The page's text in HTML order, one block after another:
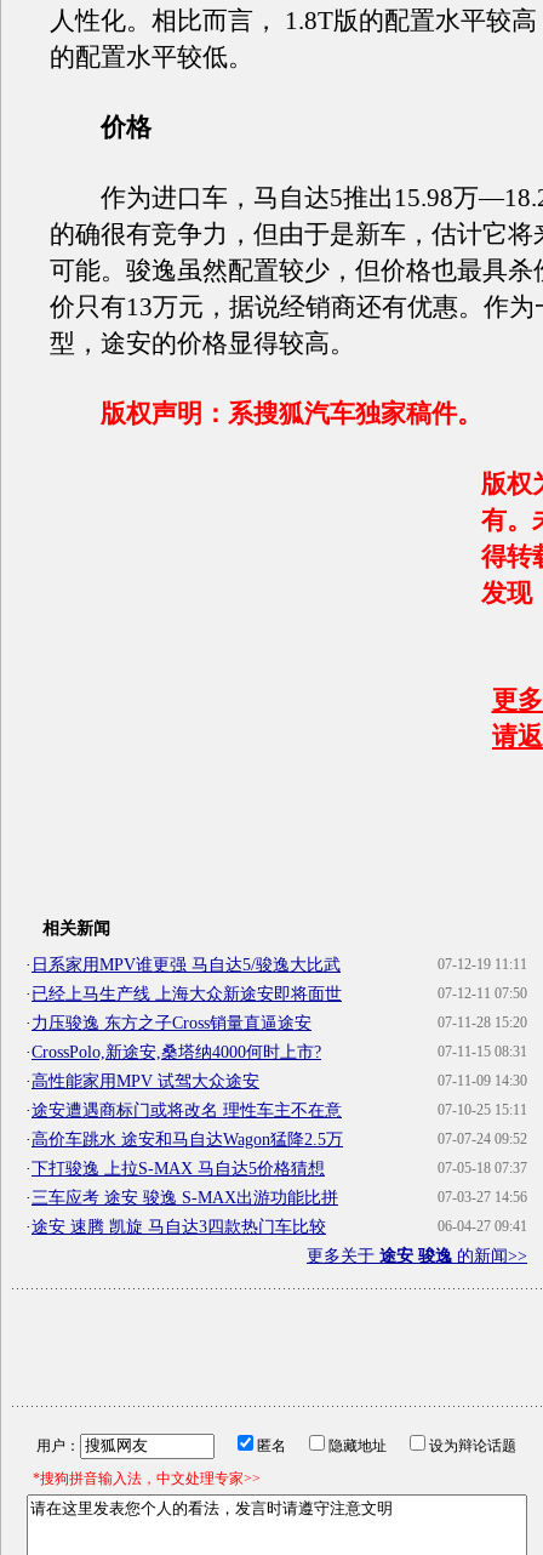
人性化。相比而言， 1.8T版的配置水平较
的配置水平较低。
价格
作为进口车，马自达5推出15.98万
的确很有竞争力，但由于是新车，估计它将
可能。骏逸虽然配置较少，但价格也最具杀
价只有13万元，据说经销商还有优惠。作
型，途安的价格显得较高。
版权声明：系搜狐汽车独家稿件。
版权
有。
得转
发现
更
请
相关新闻
07-12-19 11:11
· 日系家用MPV谁更强 马自达5/骏逸大比武
07-12-11 07:50
·已经上马生产线 上海大众新途安即将面世
07-11-28 15:20
·力压骏逸 东方之子Cross销量直逼途安
07-11-15 08:31
·CrossPolo,新途安,桑塔纳4000何时上市?
07-11-09 14:30
·高性能家用MPV 试驾大众途安
07-10-25 15:11
·途安遭遇商标门或将改名 理性车主不在意
07-07-24 09:52
·高价车跳水 途安和马自达Wagon猛降2.5万
07-05-18 07:37
·下打骏逸 上拉S-MAX 马自达5价格猜想
07-03-27 14:56
·三车应考 途安 骏逸 S-MAX出游功能比拼
06-04-27 09:41
·途安 速腾 凯旋 马自达3四款热门车比较
更多关于 途安 骏逸 的新闻>>
用户： 匿名 隐藏地址
设为辩论话题
*搜狗拼音输入法，中文处理专家>>